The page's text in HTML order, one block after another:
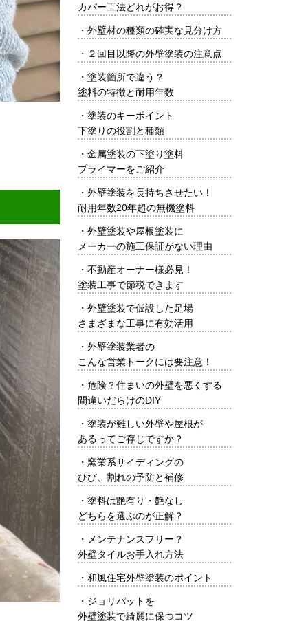
カバー工法どれがお得？
・ 外壁材の種類の確実な見分け方
・ ２回目以降の外壁塗装の注意点
・ 塗装箇所で違う？
塗料の特徴と耐用年数
・ 塗装のキーポイント
下塗りの役割と種類
・ 金属塗装の下塗り塗料
プライマーをご紹介
・ 外壁塗装を長持ちさせたい！
耐用年数20年超の無機塗料
・ 外壁塗装や屋根塗装に
メーカーの施工保証がない理由
・ 不動産オーナー様必見！
塗装工事で節税できます
・ 外壁塗装で仮設した足場
さまざまな工事に有効活用
・ 外壁塗装業者の
こんな営業トークには要注意！
・ 危険？住まいの外壁を悪くする
間違いだらけのDIY
・ 塗装が難しい外壁や屋根が
あるってご存じですか？
・ 窯業系サイディングの
ひび、割れの予防と補修
・ 塗料は艶有り・艶なし
どちらを選ぶのが正解？
・ メンテナンスフリー？
外壁タイルお手入れ方法
・ 和風住宅外壁塗装のポイント
・ ジョリパットを
外壁塗装で綺麗に保つコツ